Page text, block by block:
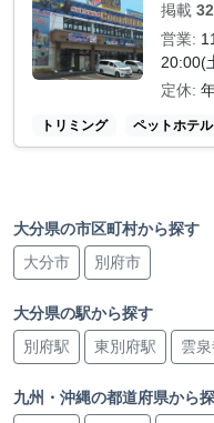
掲載 32
営業:
20:00(
定休:
トリミング ペットホテル
大分県の市区町村から探す
大分市
別府市
大分県の駅から探す
別府駅
東別府駅 雲
九州・沖縄の都道府県から